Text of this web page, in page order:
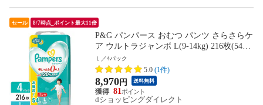
セール 8/7時点_ポイント最大11倍
P&G パンパース おむつ パンツ さらさらケ
ア ウルトラジャンボ L(9-14kg) 216枚(54枚
×4パック) 4987176207142
Ｌ／4パック
5.0 (1件)
8,970円 送料無料
81
dショッピングダイレクト